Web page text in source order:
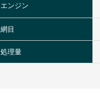
エンジン
網目
処理量